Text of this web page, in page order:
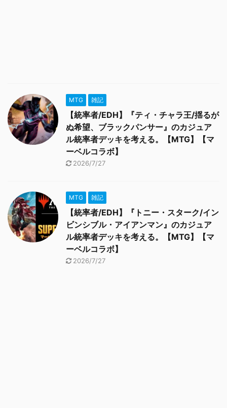
MTG 雑記
【統率者/EDH】『ティ・チャラ王/揺るが
ぬ希望、ブラックパンサー』のカジュア
ル統率者デッキを考える。【MTG】【マ
ーベルコラボ】
2026/7/27
MTG 雑記
【統率者/EDH】『トニー・スターク/イン
ビンシブル・アイアンマン』のカジュア
ル統率者デッキを考える。【MTG】【マ
ーベルコラボ】
2026/7/27